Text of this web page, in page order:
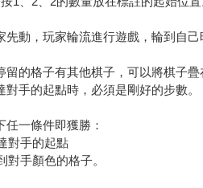
先動，玩家輪流進行遊戲，輪到自
的格子有其他棋子，可以將棋子疊
手的起點時，必須是剛好的步數。
任一條件即獲勝：
對手的起點
對手顏色的格子。